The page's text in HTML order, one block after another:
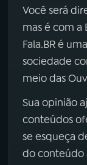
Você será
mas é com a
Fala.BR é
sociedade
meio das
Sua opinião
conteúdos
se esqueça
do conteúdo